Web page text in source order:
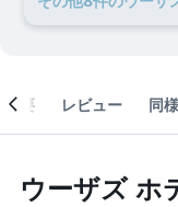
概要 レビュー 同
ウーザズ ホ